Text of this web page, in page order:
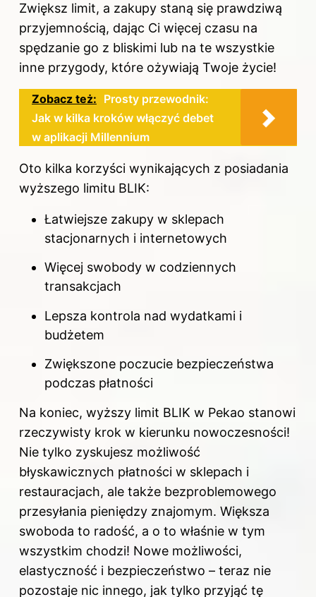
Zwiększ limit, a zakupy staną się prawdziwą
przyjemnością, dając Ci więcej czasu na
spędzanie go z bliskimi lub na te wszystkie
inne przygody, które ożywiają Twoje życie!
Zobacz też: Prosty przewodnik:
Jak w kilka kroków włączyć debet
w aplikacji Millennium
Oto kilka korzyści wynikających z posiadania
wyższego limitu BLIK:
Łatwiejsze zakupy w sklepach
stacjonarnych i internetowych
Więcej swobody w codziennych
transakcjach
Lepsza kontrola nad wydatkami i
budżetem
Zwiększone poczucie bezpieczeństwa
podczas płatności
Na koniec, wyższy limit BLIK w Pekao stanowi
rzeczywisty krok w kierunku nowoczesności!
Nie tylko zyskujesz możliwość
błyskawicznych płatności w sklepach i
restauracjach, ale także bezproblemowego
przesyłania pieniędzy znajomym. Większa
swoboda to radość, a o to właśnie w tym
wszystkim chodzi! Nowe możliwości,
elastyczność i bezpieczeństwo – teraz nie
pozostaje nic innego, jak tylko przyjąć tę